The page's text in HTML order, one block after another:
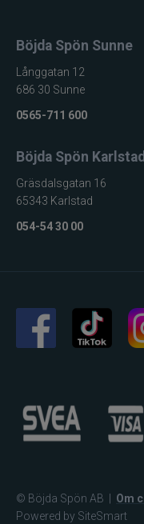
Böjda Spön Sunne
Långgatan 12
686 30 Sunne
0565-711 600
Böjda Spön Karlstad
Gräsdalsgatan 16
65343 Karlstad
054-54 30 00
© Böjda Spön AB Om
Powered by SiteSmart